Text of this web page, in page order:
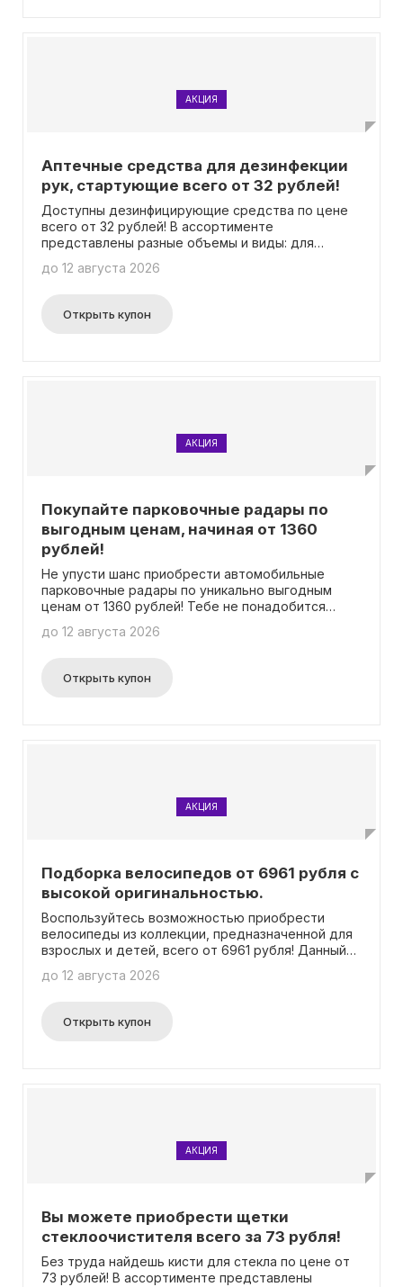
АКЦИЯ
Аптечные средства для дезинфекции
рук, стартующие всего от 32 рублей!
Доступны дезинфицирующие средства по цене
всего от 32 рублей! В ассортименте
представлены разные объемы и виды: для
Необходимость ввода промокода отсутствует.
до 12 августа 2026
Открыть купон
АКЦИЯ
Покупайте парковочные радары по
выгодным ценам, начиная от 1360
рублей!
Не упусти шанс приобрести автомобильные
парковочные радары по уникально выгодным
ценам от 1360 рублей! Тебе не понадобится
наслаждайся удобством автомобильной
до 12 августа 2026
Открыть купон
АКЦИЯ
Подборка велосипедов от 6961 рубля с
высокой оригинальностью.
Воспользуйтесь возможностью приобрести
велосипеды из коллекции, предназначенной для
взрослых и детей, всего от 6961 рубля! Данный
промокода.
до 12 августа 2026
Открыть купон
АКЦИЯ
Вы можете приобрести щетки
стеклоочистителя всего за 73 рубля!
Без труда найдешь кисти для стекла по цене от
73 рублей! В ассортименте представлены